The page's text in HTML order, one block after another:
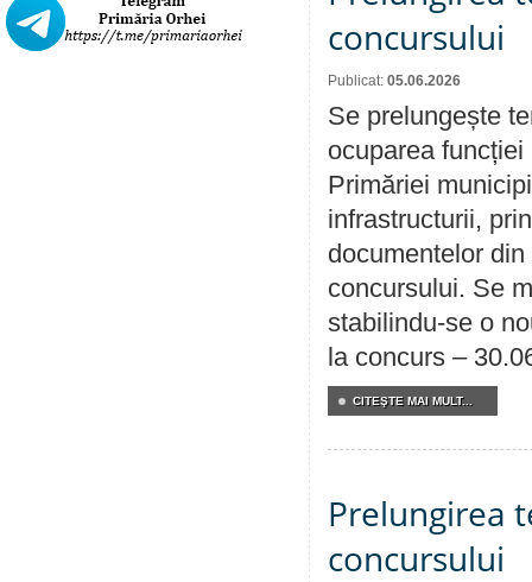
concursului
Publicat: 05.06.2026
Se prelungește
ocuparea
Primăriei
infrastructurii,
documentelor
concursului. Se
stabilindu-se o
la concurs –
CITEŞTE MAI MULT...
Prelungirea
concursului